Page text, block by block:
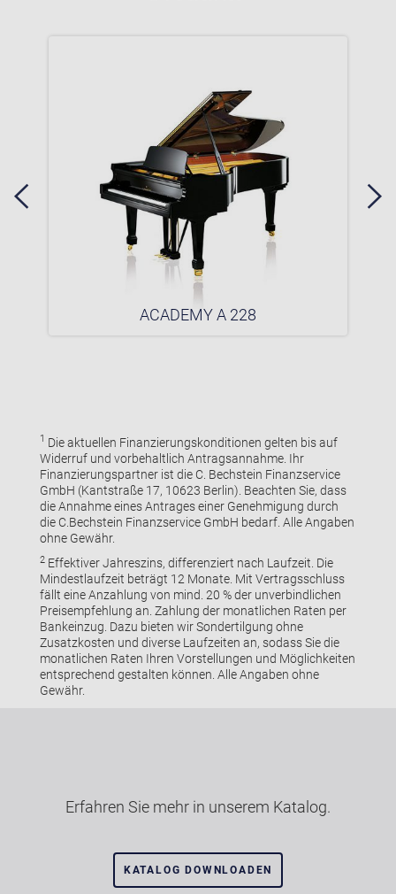
ACADEMY A 228
1 Die aktuellen Finanzierungskonditionen gelten bis auf
Widerruf und vorbehaltlich Antragsannahme. Ihr
Finanzierungspartner ist die C. Bechstein Finanzservice
GmbH (Kantstraße 17, 10623 Berlin). Beachten Sie, dass
die Annahme eines Antrages einer Genehmigung durch
die C.Bechstein Finanzservice GmbH bedarf. Alle Angaben
ohne Gewähr.
2Effektiver Jahreszins, differenziert nach Laufzeit. Die
Mindestlaufzeit beträgt 12 Monate. Mit Vertragsschluss
fällt eine Anzahlung von mind. 20 % der unverbindlichen
Preisempfehlung an. Zahlung der monatlichen Raten per
Bankeinzug. Dazu bieten wir Sondertilgung ohne
Zusatzkosten und diverse Laufzeiten an, sodass Sie die
monatlichen Raten Ihren Vorstellungen und Möglichkeiten
entsprechend gestalten können. Alle Angaben ohne
Gewähr.
Erfahren Sie mehr in unserem Katalog.
KATALOG DOWNLOADEN